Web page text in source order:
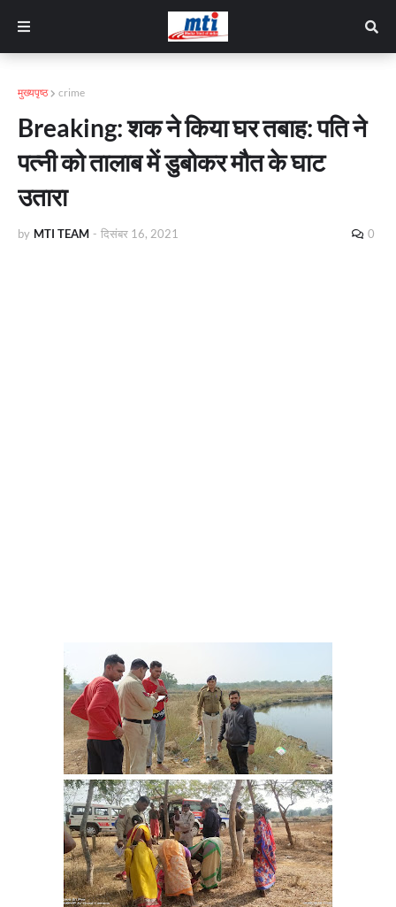
मुख्यपृष्ठ crime
Breaking: शक ने किया घर तबाह: पति ने
पत्नी को तालाब में डुबोकर मौत के घाट
उतारा
by MTI TEAM - दिसंबर 16, 2021 0